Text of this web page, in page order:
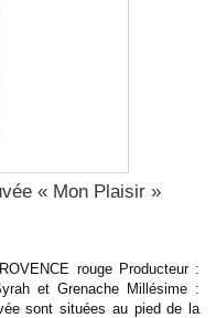
« Mon Plaisir »
rouge Producteur :
et Grenache Millésime :
sont situées au pied de la